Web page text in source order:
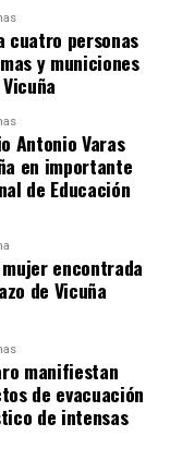
cuatro personas
y municiones
Antonio Varas
en importante
de Educación
encontrada
de Vicuña
manifiestan
de evacuación
de intensas